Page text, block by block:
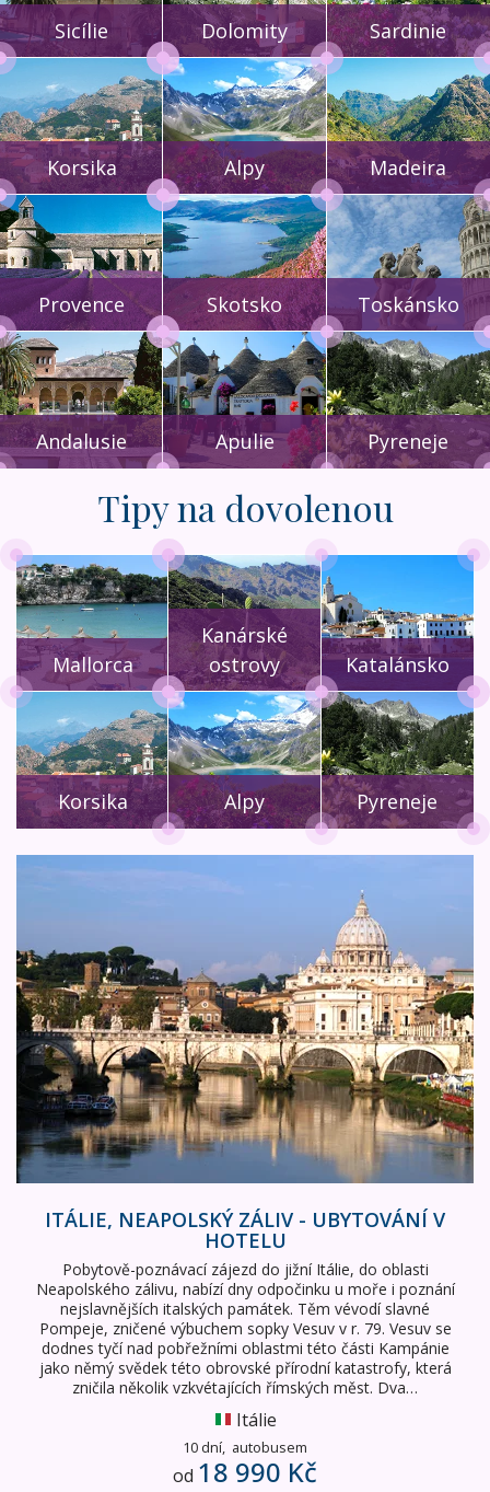
Sicílie Dolomity Sardinie
Korsika Alpy Madeira
Provence Skotsko Toskánsko
Andalusie Apulie Pyreneje
Tipy na dovolenou
Mallorca
Kanárské
ostrovy
Katalánsko
Korsika Alpy Pyreneje
Itálie, Neapolský záliv - ubytování v hotelu
ITÁLIE, NEAPOLSKÝ ZÁLIV - UBYTOVÁNÍ V
HOTELU
Pobytově-poznávací zájezd do jižní Itálie, do oblasti
Neapolského zálivu, nabízí dny odpočinku u moře i poznání
nejslavnějších italských památek. Těm vévodí slavné
Pompeje, zničené výbuchem sopky Vesuv v r. 79. Vesuv se
dodnes tyčí nad pobřežními oblastmi této části Kampánie
jako němý svědek této obrovské přírodní katastrofy, která
zničila několik vzkvétajících římských měst. Dva…
Itálie
10 dní, autobusem
od 18 990 Kč